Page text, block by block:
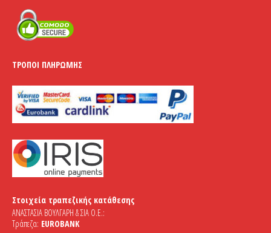
ΤΡΌΠΟΙ ΠΛΗΡΩΜΉΣ
Στοιχεία τραπεζικής κατάθεσης
ΑΝΑΣΤΑΣΙΑ ΒΟΥΛΓΑΡΗ & ΣΙΑ Ο.Ε.:
Τράπεζα: EUROBANK